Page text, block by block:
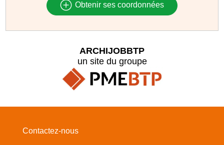
Obtenir ses coordonnées
ARCHIJOBBTP
un site du groupe
Contactez-nous